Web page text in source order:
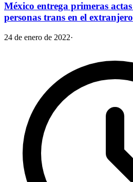
México entrega primeras
personas trans en el extranjero
24 de enero de 2022·